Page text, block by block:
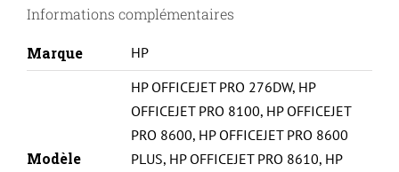
N°951XL-
CHIP
Informations complémentaires
Marque HP
Modèle
HP OFFICEJET PRO 276DW, HP
OFFICEJET PRO 8100, HP OFFICEJET
PRO 8600, HP OFFICEJET PRO 8600
PLUS, HP OFFICEJET PRO 8610, HP